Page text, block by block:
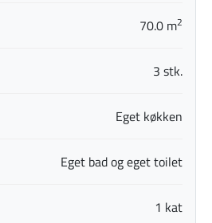
70.0 m2
3 stk.
Eget køkken
Eget bad og eget toilet
1 kat